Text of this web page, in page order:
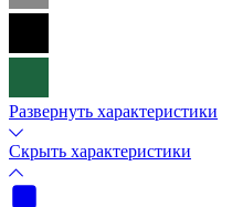
Развернуть характеристики
Скрыть характеристики